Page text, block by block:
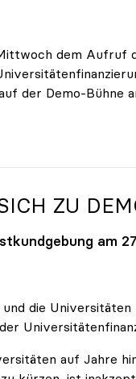
dem Aufruf
der Demo-Bühne
ZU
am
die
auf Jahre